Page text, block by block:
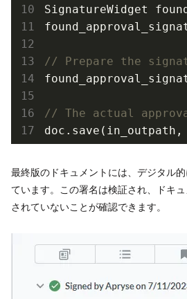
SignatureWidget
// Prepare the
// The actual
doc.save(in_outpath,
最終版のドキュメントには、デジタル
ています。この署名は検証され、ドキ
されていないことが確認できます。